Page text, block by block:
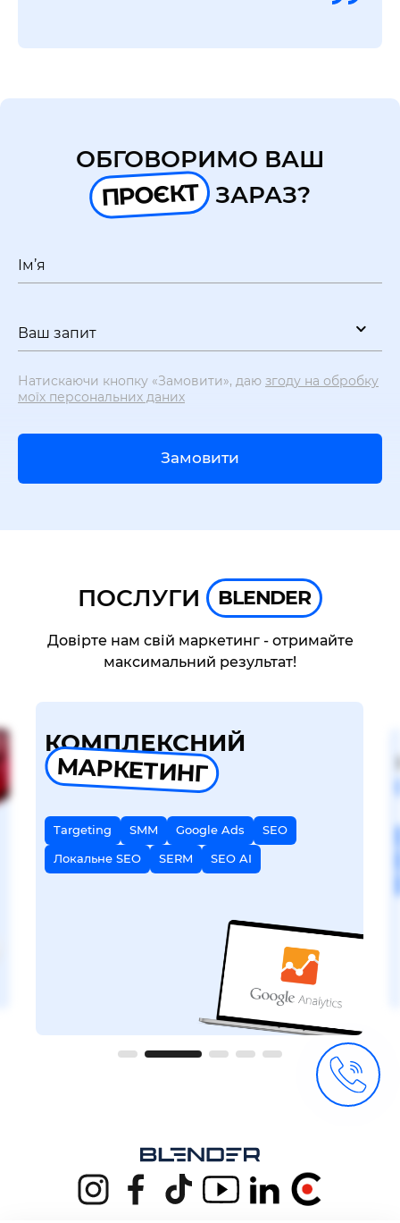
ОБГОВОРИМО ВАШ
ПРОЄКТ ЗАРАЗ?
Ім’я
Ваш запит
Натискаючи кнопку «Замовити», даю згоду на обробку
моїх персональних даних
Замовити
ПОСЛУГИ BLENDER
Довірте нам свій маркетинг - отримайте
максимальний результат!
КОМПЛЕКСНИЙ
МАРКЕТИНГ
Targeting SMM Google Ads
SEO
Локальне SEO
SERM SEO AI